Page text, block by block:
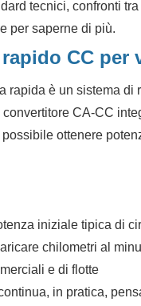
tecnici, confronti
per saperne di più.
CC per
rapida è un sistema
CA-CC
ottenere
iniziale tipica di
chilometri al
e di flotte
in pratica,